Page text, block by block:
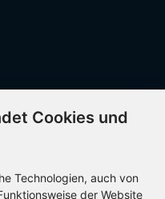
Cookies und
Technologien, auch von
der Website